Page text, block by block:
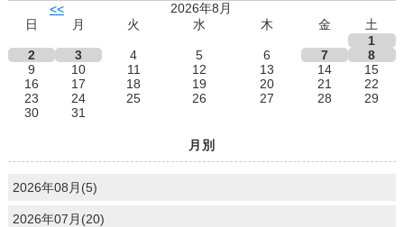
<<
2026年8月
日
月 火 水 木 金
土
1
2
3 4 5 6 7
8
9
10 11 12 13 14
15
16
17 18 19 20 21
22
23
24 25 26 27 28
29
30
31
月別
2026年08月(5)
2026年07月(20)